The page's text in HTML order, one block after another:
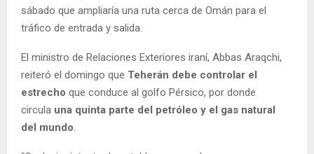
sábado que ampliaría una ruta cerca de Omán para el
tráfico de entrada y salida.
El ministro de Relaciones Exteriores iraní, Abbas Araqchi,
reiteró el domingo que Teherán debe controlar el
estrecho que conduce al golfo Pérsico, por donde
circula una quinta parte del petróleo y el gas natural
del mundo.